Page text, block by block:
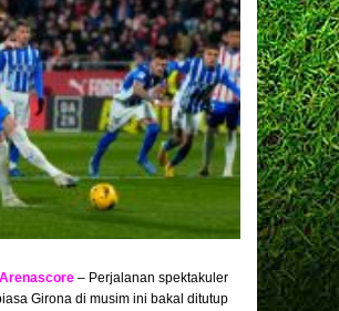
– Perjalanan spektakuler
Girona di musim ini bakal ditutup